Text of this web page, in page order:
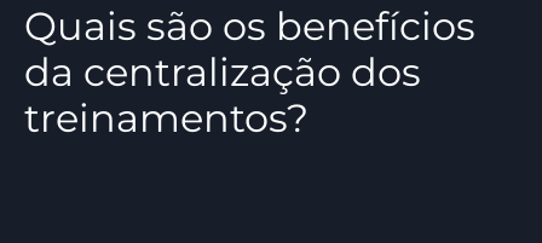
Quais são os benefícios
da centralização dos
treinamentos?